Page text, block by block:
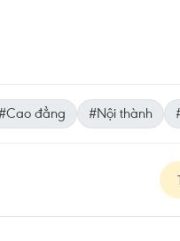
#Cao đẳng #Nội thành